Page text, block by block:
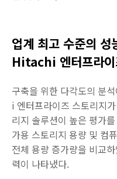
업계 최고 수준의 성
Hitachi 엔터프라이
구축을 위한 다각도의 분
i 엔터프라이즈 스토리지
리지 솔루션이 높은 평가
가용 스토리지 용량 및 컴
전체 용량 증가량을 비교
력이 나타냈다.